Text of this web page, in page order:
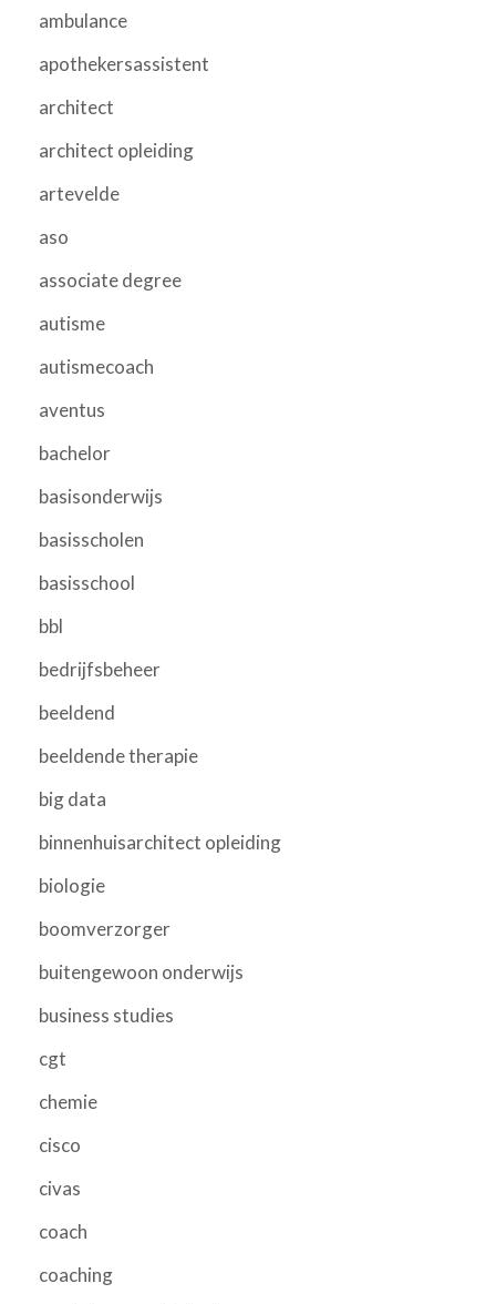
ambulance
apothekersassistent
architect
architect opleiding
artevelde
aso
associate degree
autisme
autismecoach
aventus
bachelor
basisonderwijs
basisscholen
basisschool
bbl
bedrijfsbeheer
beeldend
beeldende therapie
big data
binnenhuisarchitect opleiding
biologie
boomverzorger
buitengewoon onderwijs
business studies
cgt
chemie
cisco
civas
coach
coaching